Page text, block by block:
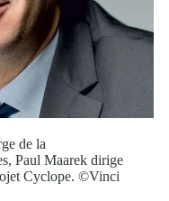
de la
Paul Maarek dirige
Cyclope. ©Vinci